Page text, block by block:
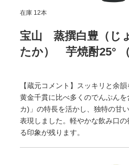
在庫 12本
宝山 蒸撰白豊（じ
たか） 芋焼酎25°
【蔵元コメント】スッキリと余
黄金千貫に比べ多くのでんぷん
カ)」の特長を活かし、独特の甘
表現しました。軽やかな飲み口
る印象が残ります。